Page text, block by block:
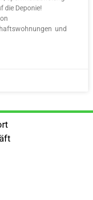
die Deponie!
und